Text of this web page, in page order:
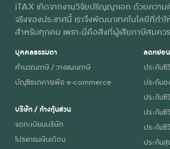
iTAX เกิดจากงานวิจัยปริญญาเอก ด้วยความ
จริงของประเทศนี้ เราจึงพัฒนาเทคโนโลยีที่ทำ
สำหรับทุกคน เพราะนี่คือสิ่งที่ผู้เสียภาษีสมคว
บุคคลธรรมดา
คำนวณภาษี / วางแผนภาษี
บัญชีธนาคารเพื่อ e-commerce
บริษัท / ห้างหุ้นส่วน
จดทะเบียนบริษัท
โปรแกรมเงินเดือน
ลดหย่อ
ประกันชี
ประกัน
ประกันชี
ประกัน
ประกัน
ประกันสุ